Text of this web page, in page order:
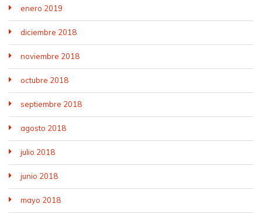
enero 2019
diciembre 2018
noviembre 2018
octubre 2018
septiembre 2018
agosto 2018
julio 2018
junio 2018
mayo 2018